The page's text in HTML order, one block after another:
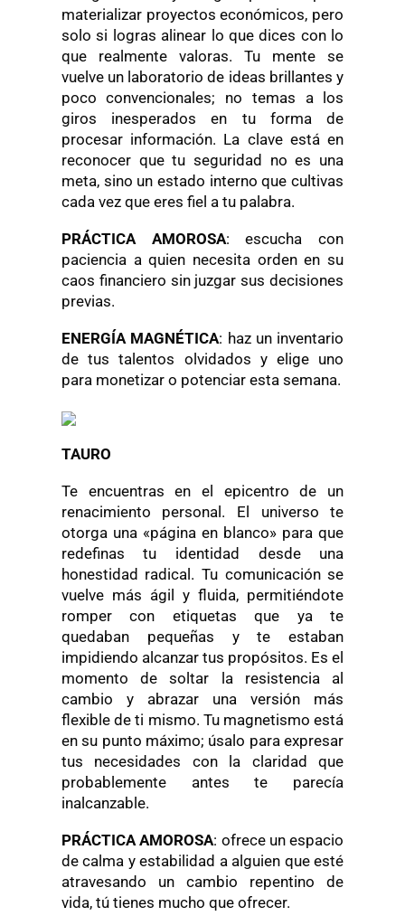
materializar proyectos económicos, pero
solo si logras alinear lo que dices con lo
que realmente valoras. Tu mente se
vuelve un laboratorio de ideas brillantes y
poco convencionales; no temas a los
giros inesperados en tu forma de
procesar información. La clave está en
reconocer que tu seguridad no es una
meta, sino un estado interno que cultivas
cada vez que eres fiel a tu palabra.
PRÁCTICA AMOROSA: escucha con
paciencia a quien necesita orden en su
caos financiero sin juzgar sus decisiones
previas.
ENERGÍA MAGNÉTICA: haz un inventario
de tus talentos olvidados y elige uno
para monetizar o potenciar esta semana.
TAURO
Te encuentras en el epicentro de un
renacimiento personal. El universo te
otorga una «página en blanco» para que
redefinas tu identidad desde una
honestidad radical. Tu comunicación se
vuelve más ágil y fluida, permitiéndote
romper con etiquetas que ya te
quedaban pequeñas y te estaban
impidiendo alcanzar tus propósitos. Es el
momento de soltar la resistencia al
cambio y abrazar una versión más
flexible de ti mismo. Tu magnetismo está
en su punto máximo; úsalo para expresar
tus necesidades con la claridad que
probablemente antes te parecía
inalcanzable.
PRÁCTICA AMOROSA: ofrece un espacio
de calma y estabilidad a alguien que esté
atravesando un cambio repentino de
vida, tú tienes mucho que ofrecer.